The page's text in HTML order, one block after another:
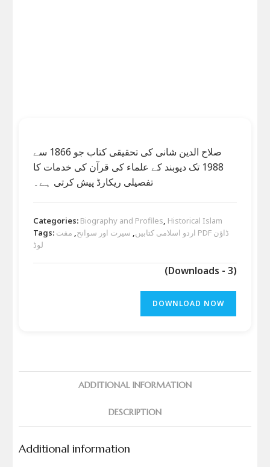
صلاح الدین شانی کی تحقیقی کتاب جو 1866 سے
1988 تک دیوبند کے علماء کی قرآن کی خدمات کا
تفصیلی ریکارڈ پیش کرتی ہے۔
Categories: Biography and Profiles, Historical Islam
Tags:
اردو اسلامی کتابیں, سیرت اور سوانح, مفت PDF ڈاؤن
لوڈ
(Downloads - 3)
DOWNLOAD NOW
ADDITIONAL INFORMATION
DESCRIPTION
Additional information